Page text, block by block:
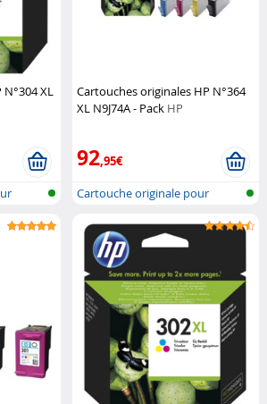
XL
Cartouches originales HP N°364
XL N9J74A - Pack HP
92,95€
Cartouche originale pour